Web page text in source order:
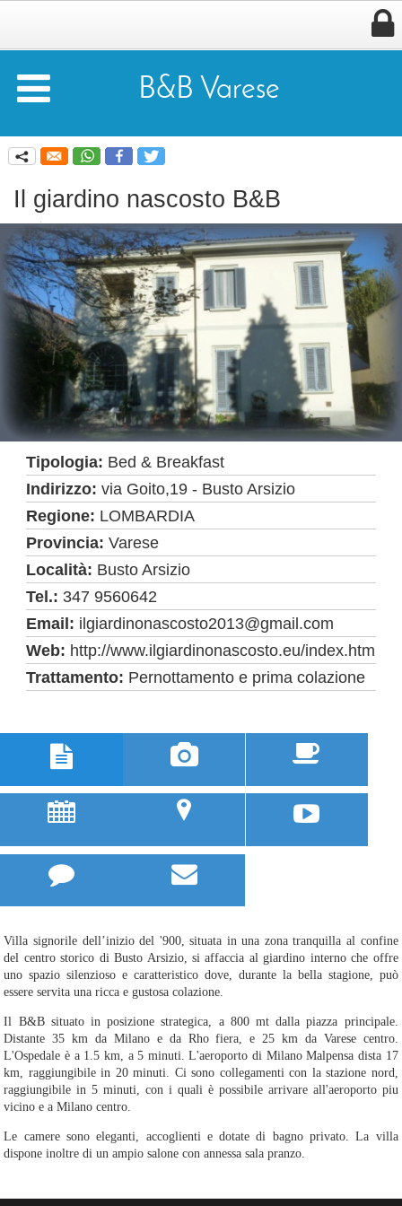

 B&B Varese
q
Il giardino nascosto B&B
Tipologia: Bed & Breakfast
Indirizzo:via Goito,19 - Busto Arsizio
Regione: LOMBARDIA
Provincia:Varese
Località: Busto Arsizio
Tel.: 347 9560642
Email: ilgiardinonascosto2013@gmail.com
Web: http://www.ilgiardinonascosto.eu/index.htm
Trattamento: Pernottamento e prima colazione
  
; u 
 
Villa signorile dell’inizio del '900, situata in una zona tranquilla al confine
del centro storico di Busto Arsizio, si affaccia al giardino interno che offre
uno spazio silenzioso e caratteristico dove, durante la bella stagione, può
essere servita una ricca e gustosa colazione.
Il B&B situato in posizione strategica, a 800 mt dalla piazza principale.
Distante 35 km da Milano e da Rho fiera, e 25 km da Varese centro.
L'Ospedale è a 1.5 km, a 5 minuti. L'aeroporto di Milano Malpensa dista 17
km, raggiungibile in 20 minuti. Ci sono collegamenti con la stazione nord,
raggiungibile in 5 minuti, con i quali è possibile arrivare all'aeroporto piu
vicino e a Milano centro.
Le camere sono eleganti, accoglienti e dotate di bagno privato. La villa
dispone inoltre di un ampio salone con annessa sala pranzo.